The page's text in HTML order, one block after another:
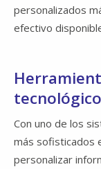
personalizados
efectivo
Con uno de los
más sofisticados
personalizar